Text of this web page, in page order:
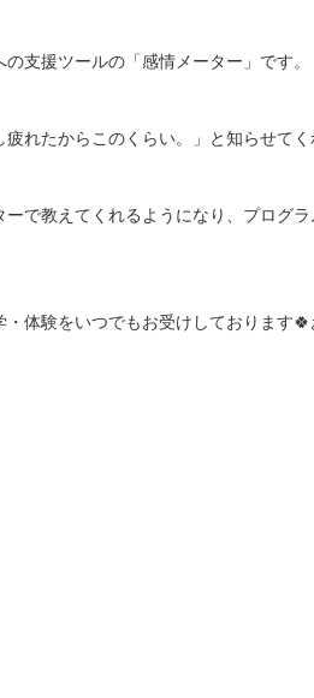
支援ツールの「感情メーター」です。
れたからこのくらい。」と知らせてく
で教えてくれるようになり、プログ
体験をいつでもお受けしております